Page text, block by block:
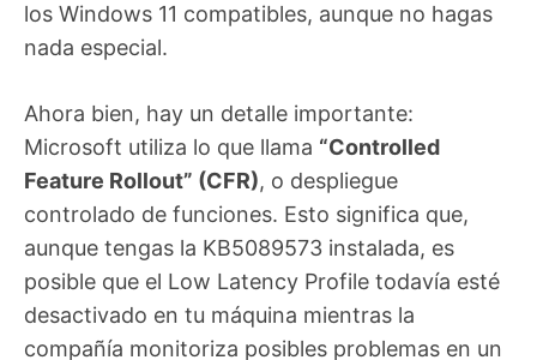
los Windows 11 compatibles, aunque no hagas
nada especial.
Ahora bien, hay un detalle importante:
Microsoft utiliza lo que llama “Controlled
Feature Rollout” (CFR), o despliegue
controlado de funciones. Esto significa que,
aunque tengas la KB5089573 instalada, es
posible que el Low Latency Profile todavía esté
desactivado en tu máquina mientras la
compañía monitoriza posibles problemas en un